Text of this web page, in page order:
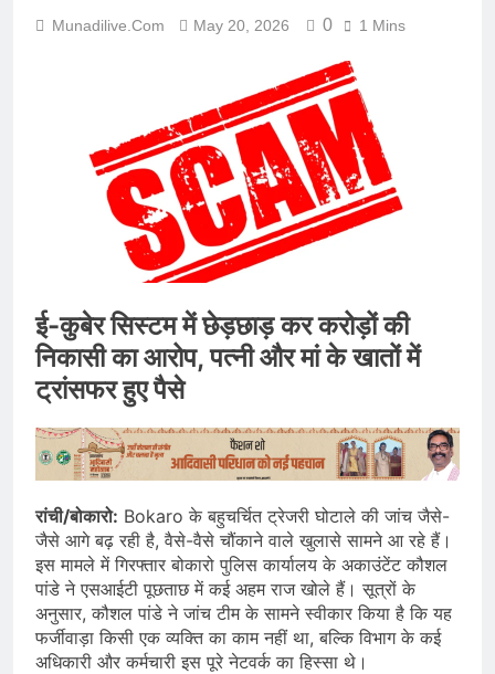
Munadilive.com May 20, 2026 0 1 Mins
ई-कुबेर सिस्टम में छेड़छाड़ कर करोड़ों की
निकासी का आरोप, पत्नी और मां के खातों में
ट्रांसफर हुए पैसे
रांची/बोकारो: Bokaro के बहुचर्चित ट्रेजरी घोटाले की जांच जैसे-
जैसे आगे बढ़ रही है, वैसे-वैसे चौंकाने वाले खुलासे सामने आ रहे हैं।
इस मामले में गिरफ्तार बोकारो पुलिस कार्यालय के अकाउंटेंट कौशल
पांडे ने एसआईटी पूछताछ में कई अहम राज खोले हैं। सूत्रों के
अनुसार, कौशल पांडे ने जांच टीम के सामने स्वीकार किया है कि यह
फर्जीवाड़ा किसी एक व्यक्ति का काम नहीं था, बल्कि विभाग के कई
अधिकारी और कर्मचारी इस पूरे नेटवर्क का हिस्सा थे।